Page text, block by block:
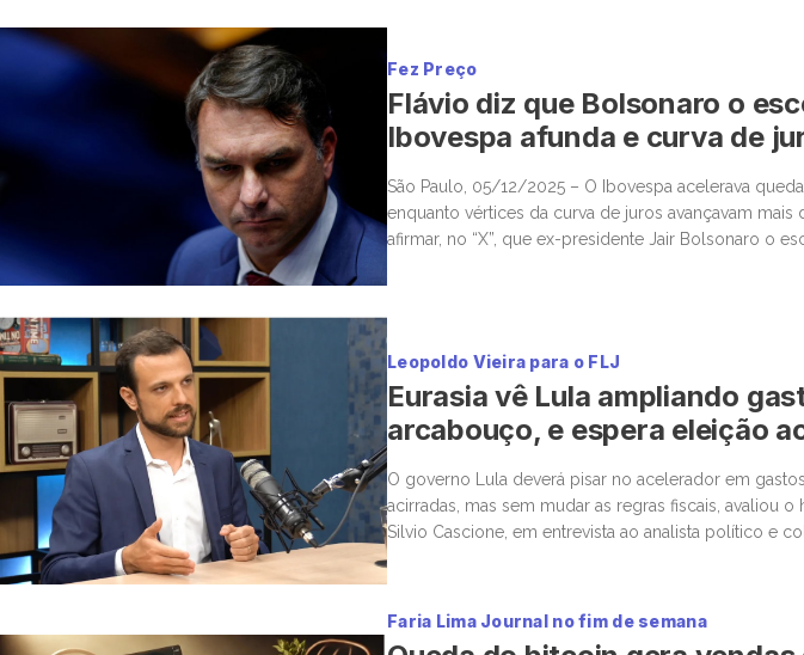
Fez Preço
Flávio diz que Bolsonaro o
Ibovespa afunda e curva de
São Paulo, 05/12/2025 – O Ibovespa acelerava
enquanto vértices da curva de juros avançavam
afirmar, no “X”, que ex-presidente Jair Bolsonaro o
Leopoldo Vieira para o FLJ
Eurasia vê Lula ampliando
arcabouço, e espera eleição
O governo Lula deverá pisar no acelerador em
acirradas, mas sem mudar as regras fiscais, avaliou o
Silvio Cascione, em entrevista ao analista político e
Faria Lima Journal no fim de semana